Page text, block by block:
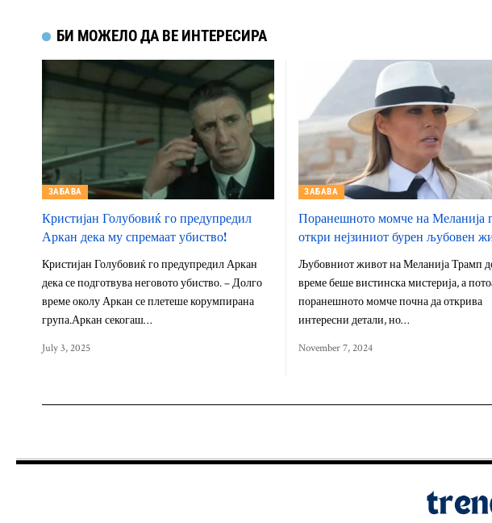
БИ МОЖЕЛО ДА ВЕ ИНТЕРЕСИРА
ЗАБАВА
Кристијан Голубовиќ го предупредил
Аркан дека му спремаат убиство!
Кристијан Голубовиќ го предупредил Аркан
дека се подготвува неговото убиство. – Долго
време околу Аркан се плетеше корумпирана
група.Аркан секогаш…
July 3, 2025
ЗАБАВА
Поранешното момче на Меланија
откри нејзиниот бурен љубовен
Љубовниот живот на Меланија Трамп
време беше вистинска мистерија, а
поранешното момче почна да открива
интересни детали, но…
November 7, 2024